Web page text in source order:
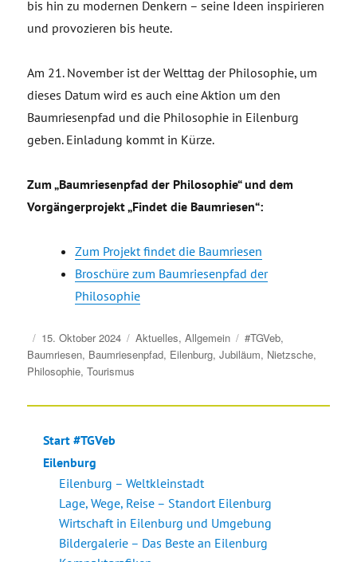
bis hin zu modernen Denkern – seine Ideen inspirieren
und provozieren bis heute.
Am 21. November ist der Welttag der Philosophie, um
dieses Datum wird es auch eine Aktion um den
Baumriesenpfad und die Philosophie in Eilenburg
geben. Einladung kommt in Kürze.
Zum „Baumriesenpfad der Philosophie“ und dem
Vorgängerprojekt „Findet die Baumriesen“:
Zum Projekt findet die Baumriesen
Broschüre zum Baumriesenpfad der
Philosophie
Veröffentlicht
am
15. Oktober 2024 Kategorien
Aktuelles,Allgemein Schlagwörter
#TGVeb,
Baumriesen, Baumriesenpfad, Eilenburg,Jubiläum, Nietzsche,
Philosophie,Tourismus
Start #TGVeb
Eilenburg
Eilenburg – Weltkleinstadt
Lage, Wege, Reise – Standort Eilenburg
Wirtschaft in Eilenburg und Umgebung
Bildergalerie – Das Beste an Eilenburg